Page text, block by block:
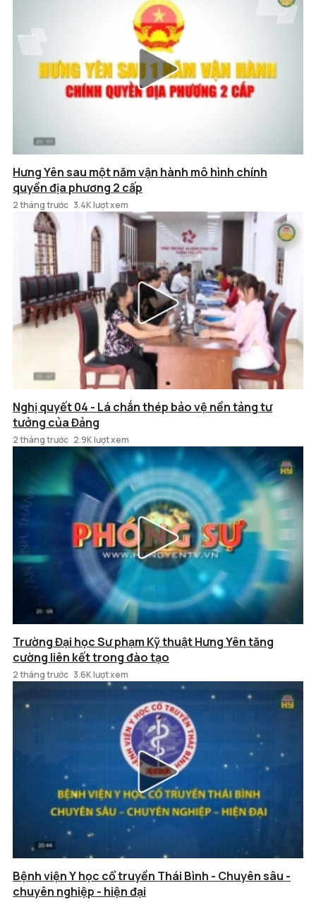
Hưng Yên sau một năm vận hành mô hình chính
quyền địa phương 2 cấp
2 tháng trước 3.4K lượt xem
Nghị quyết 04 - Lá chắn thép bảo vệ nền tảng tư
tưởng của Đảng
2 tháng trước 2.9K lượt xem
Trường Đại học Sư phạm Kỹ thuật Hưng Yên tăng
cường liên kết trong đào tạo
2 tháng trước 3.6K lượt xem
Bệnh viện Y học cổ truyền Thái Bình - Chuyên sâu -
chuyên nghiệp - hiện đại